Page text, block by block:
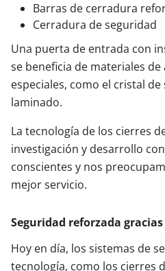
Barras de cerradura
Cerradura de seguridad
Una puerta de entrada con
se beneficia de materiales
especiales, como el cristal
laminado.
La tecnología de los cierres
investigación y desarrollo
conscientes y nos
mejor servicio.
Seguridad reforzada
Hoy en día, los sistemas de
tecnología, como los cierres